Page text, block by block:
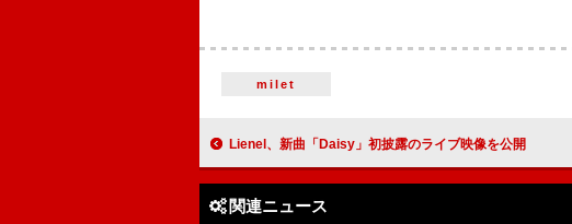
milet
Lienel、新曲「Daisy」初披露のライブ映像を公開
関連ニュース